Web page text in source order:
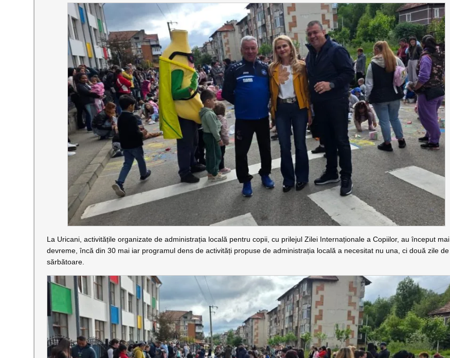
La Uricani, activitățile organizate de administrația locală pentru copii, cu prilejul Zilei Internaționale a Copiilor, au început mai
devreme, încă din 30 mai iar programul dens de activități propuse de administrația locală a necesitat nu una, ci două zile de
sărbătoare.